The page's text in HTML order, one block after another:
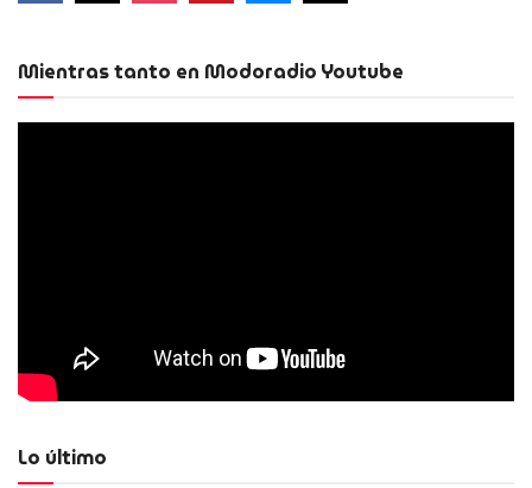
Mientras tanto en Modoradio Youtube
Lo último